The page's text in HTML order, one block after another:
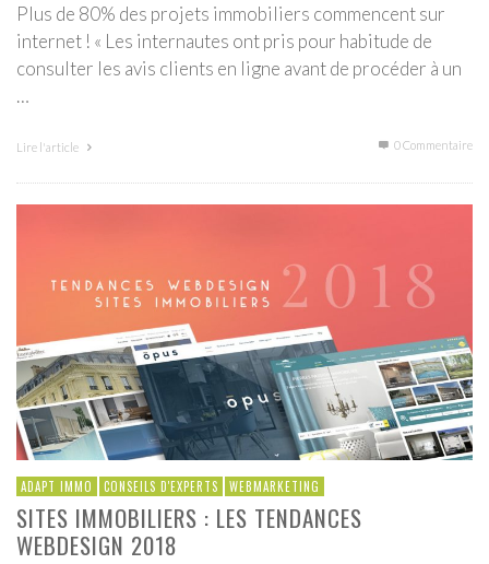
Plus de 80% des projets immobiliers commencent sur
internet ! « Les internautes ont pris pour habitude de
consulter les avis clients en ligne avant de procéder à un
…
Lire l'article 0 Commentaire
ADAPT IMMO CONSEILS D'EXPERTS WEBMARKETING
SITES IMMOBILIERS : LES TENDANCES
WEBDESIGN 2018